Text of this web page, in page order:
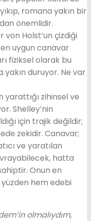
romana yakın bir
önemlidir.
von Holst’un çizdiği
uygun canavar
fiziksel olarak bu
yakın duruyor. Ne var
yarattığı zihinsel ve
Shelley’nin
için trajik değildir;
zekidir. Canavar;
ve yaratılan
hatta
Onun en
hem edebi
olmalıydım,